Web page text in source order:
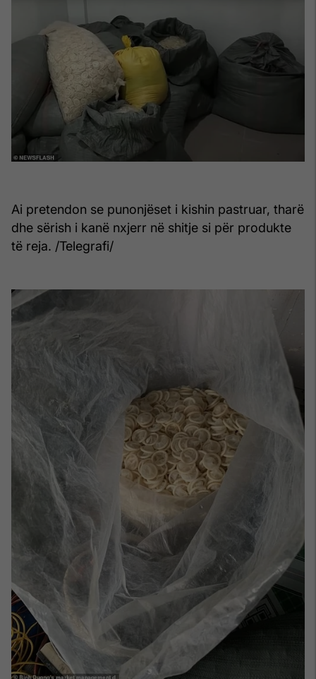
Ai pretendon se punonjëset i kishin pastruar, tharë
dhe sërish i kanë nxjerr në shitje si për produkte
të reja. /Telegrafi/